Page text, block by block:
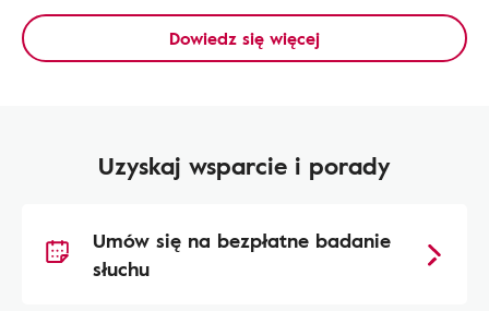
Dowiedz się więcej
Uzyskaj wsparcie i porady
Umów się na bezpłatne badanie
słuchu